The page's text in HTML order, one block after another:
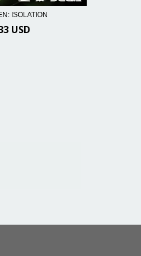
ISOLATION
USD